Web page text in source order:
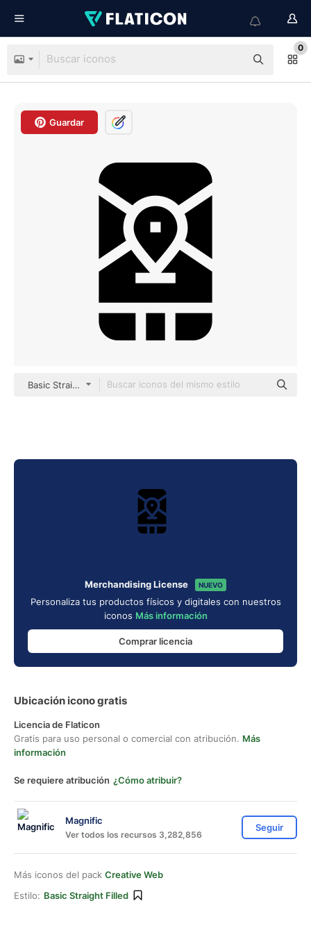
0
Guardar
Basic Straight Filled
Merchandising License NUEVO
Personaliza tus productos físicos y digitales con nuestros
iconos Más información
Comprar licencia
Ubicación icono gratis
Licencia de Flaticon
Gratis para uso personal o comercial con atribución. Más
información
Se requiere atribución ¿Cómo atribuir?
Magnific
Ver todos los recursos 3,282,856
Seguir
Más iconos del pack Creative Web
Estilo: Basic Straight Filled